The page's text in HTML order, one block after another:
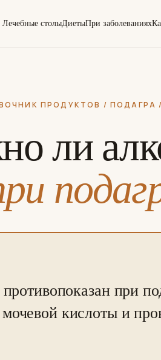
Лечебные столыДиетыПри заболеваниях
ПРОДУКТОВ / ПОДАГРА
ли
противопоказан при
кислоты и